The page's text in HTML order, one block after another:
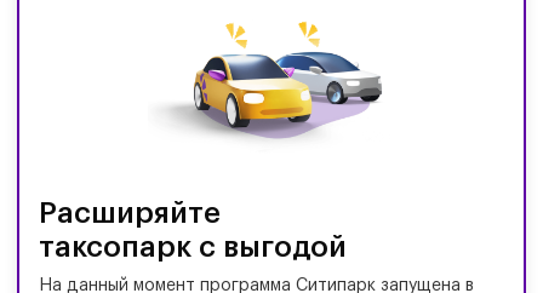
Расширяйте
таксопарк с выгодой
На данный момент программа Ситипарк запущена в